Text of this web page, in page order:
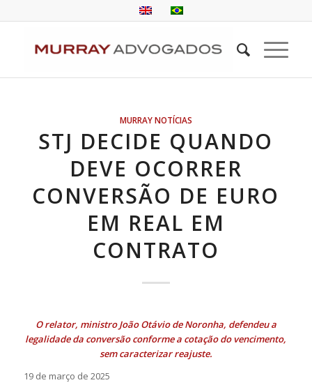
MURRAY NOTÍCIAS
STJ DECIDE QUANDO
DEVE OCORRER
CONVERSÃO DE EURO
EM REAL EM
CONTRATO
O relator, ministro João Otávio de Noronha, defendeu a
legalidade da conversão conforme a cotação do vencimento,
sem caracterizar reajuste.
19 de março de 2025